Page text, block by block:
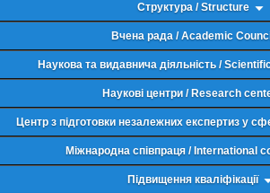
Структура / Structure
Вчена рада / Academic
Наукова та видавнича діяльність /
Наукові центри / Research
Центр з підготовки незалежних експертиз у
Міжнародна співпраця / International
Підвищення кваліфікації